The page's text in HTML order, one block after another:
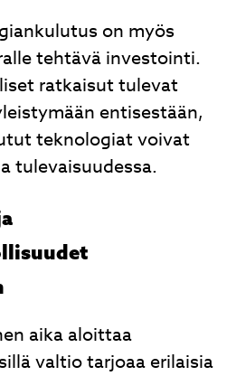
on myös
tehtävä investointi.
ratkaisut tulevat
entisestään,
teknologiat voivat
tulevaisuudessa.
aika aloittaa
valtio tarjoaa erilaisia